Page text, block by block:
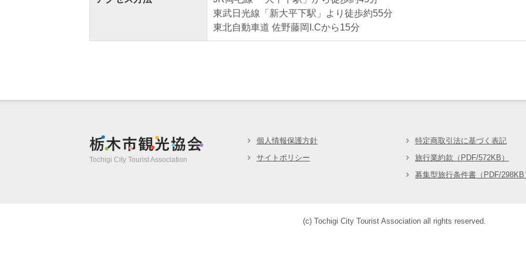
東武日光線「新大平下駅」より徒歩約55分
東北自動車道 佐野藤岡I.Cから15分
栃木市観光協会
Tochigi City Tourist Association
個人情報保護方針
サイトポリシー
特定商取引法に基づく表記
旅行業約款（PDF/572KB）
募集型旅行条件書（PDF/298KB
(c) Tochigi City Tourist Association all rights reserved.